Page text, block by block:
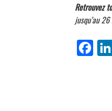
Retrouvez
jusqu’au
Fa
ce